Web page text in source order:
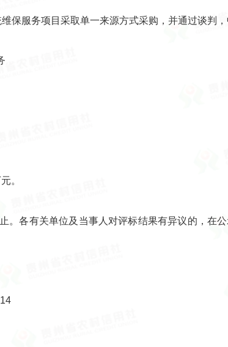
保服务项目采取单一来源方式采购，并通过谈判，
。
。各有关单位及当事人对评标结果有异议的，在